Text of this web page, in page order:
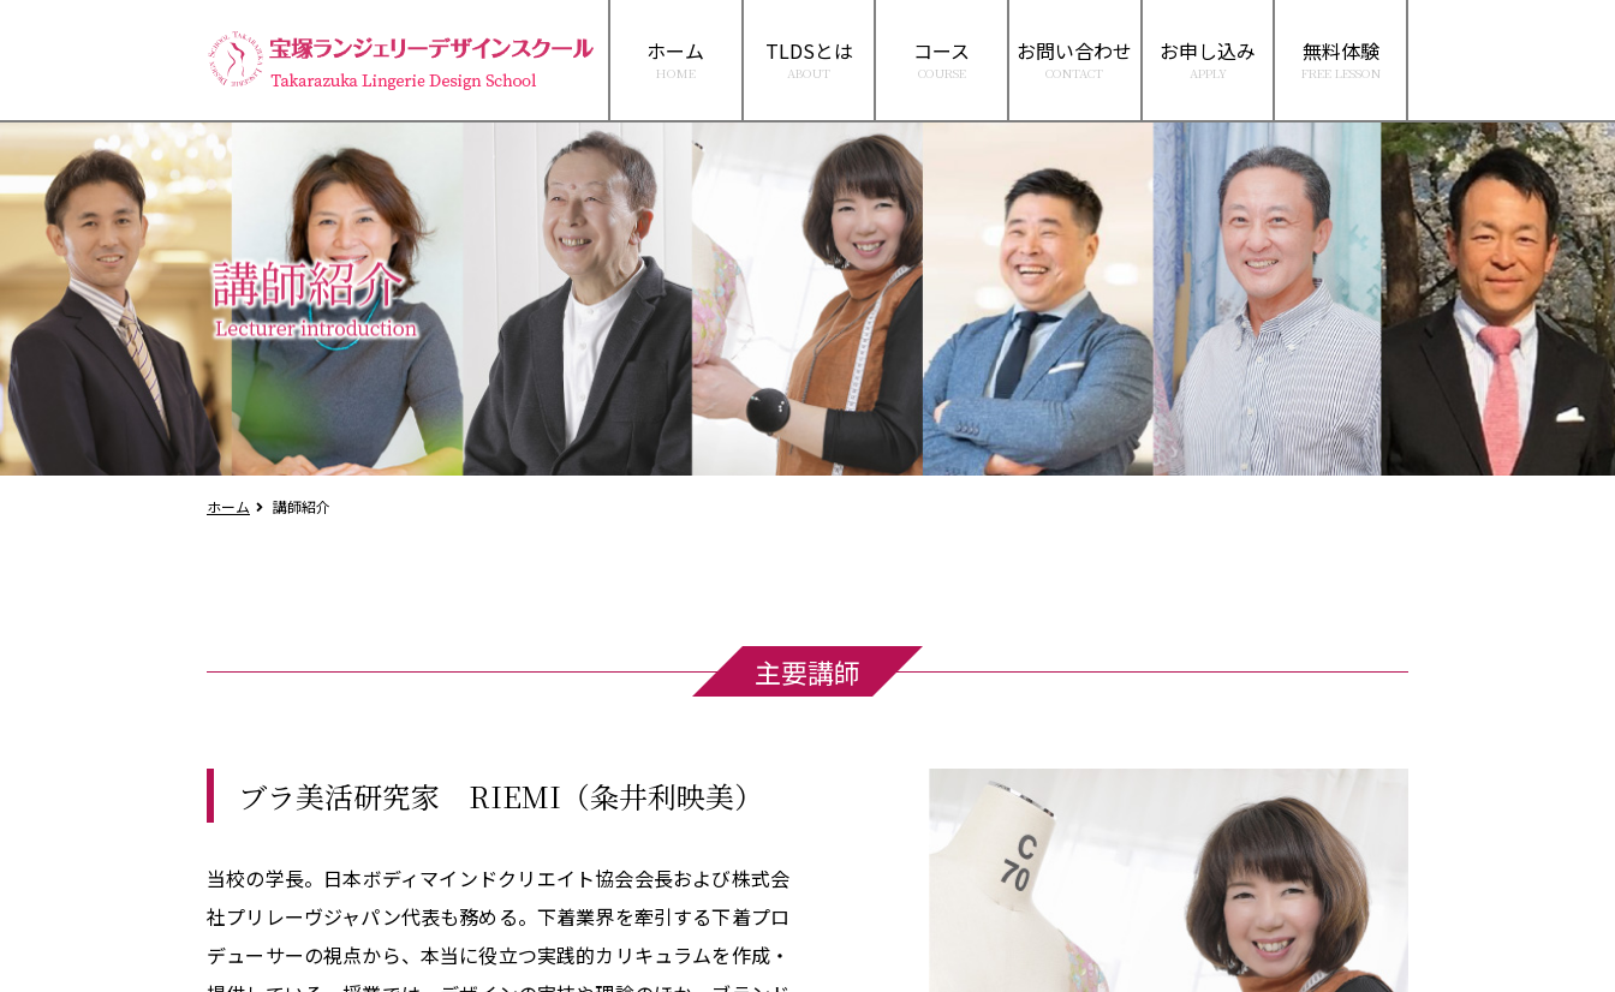
ホーム
HOME
TLDSとは
ABOUT
コース
COURSE
お問い合わせ
CONTACT
お申し込み
APPLY
無料体験
FREE LESSON
ホーム 講師紹介
主要講師
ブラ美活研究家 RIEMI （粂井利映美）
当校の学長。日本ボディマインドクリエイト協会会長および株式会
社プリレーヴジャパン代表も務める。下着業界を牽引する下着プロ
デューサーの視点から、本当に役立つ実践的カリキュラムを作成・